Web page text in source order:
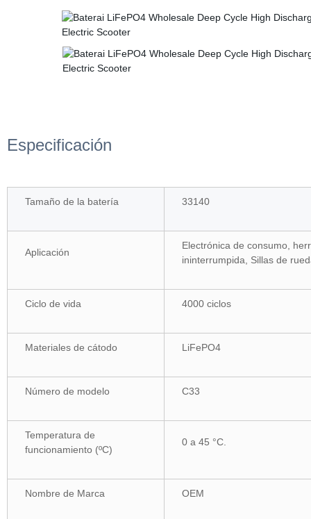
Especificación
Tamaño de la batería 33140
Aplicación
Electrónica de consumo,
ininterrumpida, Sillas de
Ciclo de vida 4000 ciclos
Materiales de cátodo LiFePO4
Número de modelo C33
Temperatura de
funcionamiento (ºC)
0 a 45 °C.
Nombre de Marca OEM